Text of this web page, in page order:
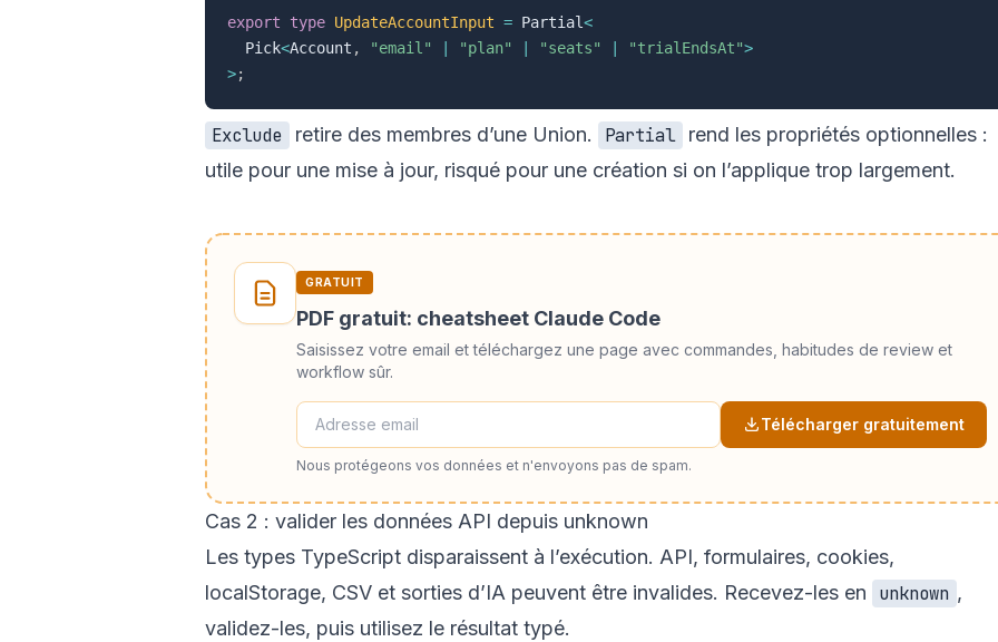
export type UpdateAccountInput = Partial<
  Pick
<Account , "email" "plan" "seats" "trialEndsAt">
>;
Exclude retire des membres d’une Union. Partial
rend les propriétés optionnelles :
utile pour une mise à jour, risqué pour une création si on l’applique trop largement.
GRATUIT
PDF gratuit: cheatsheet Claude Code
Saisissez votre email et téléchargez une page avec commandes, habitudes de review et
workflow sûr.
Télécharger gratuitement
Nous protégeons vos données et n'envoyons pas de spam.
Cas 2 : valider les données API depuis unknown
Les types TypeScript disparaissent à l’exécution. API, formulaires, cookies,
localStorage, CSV et sorties d’IA peuvent être invalides. Recevez-les en
unknown ,
validez-les, puis utilisez le résultat typé.